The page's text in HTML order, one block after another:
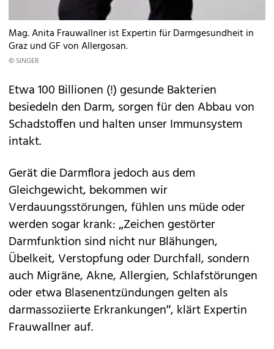
Mag. Anita Frauwallner ist Expertin für Darmgesundheit in
Graz und GF von Allergosan.
© SINGER
Etwa 100 Billionen (!) gesunde Bakterien
besiedeln den Darm, sorgen für den Abbau von
Schadstoffen und halten unser Immunsystem
intakt.
Gerät die Darmflora jedoch aus dem
Gleichgewicht, bekommen wir
Verdauungsstörungen, fühlen uns müde oder
werden sogar krank: „Zeichen gestörter
Darmfunktion sind nicht nur Blähungen,
Übelkeit, Verstopfung oder Durchfall, sondern
auch Migräne, Akne, Allergien, Schlafstörungen
oder etwa Blasenentzündungen gelten als
darmassoziierte Erkrankungen“, klärt Expertin
Frauwallner auf.